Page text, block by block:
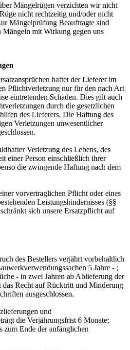
Mängelrügen verzichten wir nicht
nicht rechtzeitig und/oder nicht
Mängelprüfung Beauftragte sind
mit Wirkung gegen uns
haftet der Lieferer im
Pflichtverletzung nur für den nach Art
eintretenden Schaden. Dies gilt auch
durch die gesetzlichen
des Lieferers. Die Haftung des
Verletzungen unwesentlicher
Verletzung des Lebens, des
einer Person einschließlich ihrer
die zwingende Haftung nach dem
vorvertraglichen Pflicht oder eines
Leistungshindernisses (§§
sich unsere Ersatzpflicht auf
des Bestellers verjährt vorbehaltlich
5 Jahre - ;
- in zwei Jahren ab Ablieferung der
das Recht auf Rücktritt und Minderung
ausgeschlossen.
und
die Verjährungsfrist 6 Monate;
zum Ende der anfänglichen